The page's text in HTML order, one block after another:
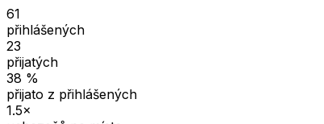
61
přihlášených
23
přijatých
38 %
přijato z přihlášených
1.5×